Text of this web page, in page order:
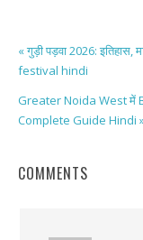
« गुड़ी पड़वा 2026:
festival hindi
Greater Noida West में
Complete Guide Hindi
COMMENTS